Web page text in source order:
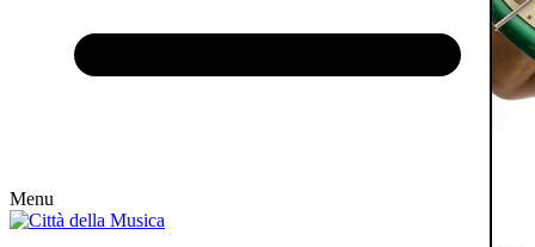
Menu